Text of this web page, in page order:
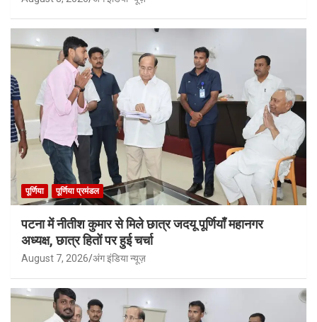
पूर्णिया पूर्णिया प्रमंडल
पटना में नीतीश कुमार से मिले छात्र जदयू पूर्णियाँ महानगर
अध्यक्ष, छात्र हितों पर हुई चर्चा
August 7, 2026 अंग इंडिया न्यूज़